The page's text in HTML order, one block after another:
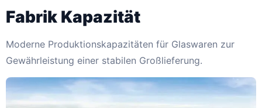
Fabrik Kapazität
Moderne Produktionskapazitäten für Glaswaren zur
Gewährleistung einer stabilen Großlieferung.